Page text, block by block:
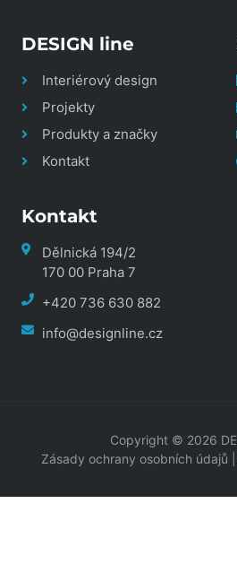
DESIGN line
Interiérový design
Projekty
Produkty a značky
Kontakt
Kontakt
Dělnická 194/2
170 00 Praha 7
+420 736 630 882
info@designline.cz
Copyright © 2026
Zásady ochrany osobních údajů